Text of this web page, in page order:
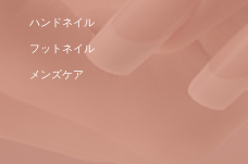
ハンドネイル
フットネイル
メンズケア